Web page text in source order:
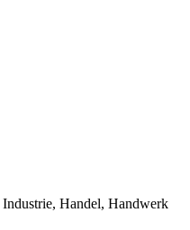
Handel, Handwerk